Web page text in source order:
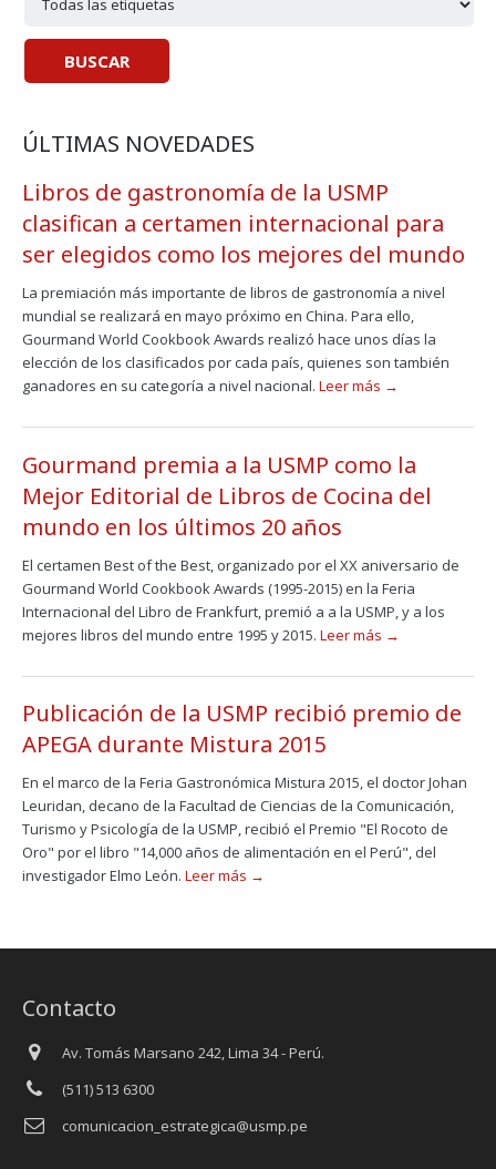
ÚLTIMAS NOVEDADES
Libros de gastronomía de la USMP
clasifican a certamen internacional para
ser elegidos como los mejores del mundo
La premiación más importante de libros de gastronomía a nivel
mundial se realizará en mayo próximo en China. Para ello,
Gourmand World Cookbook Awards realizó hace unos días la
elección de los clasificados por cada país, quienes son también
ganadores en su categoría a nivel nacional. Leer más →
Gourmand premia a la USMP como la
Mejor Editorial de Libros de Cocina del
mundo en los últimos 20 años
El certamen Best of the Best, organizado por el XX aniversario de
Gourmand World Cookbook Awards (1995-2015) en la Feria
Internacional del Libro de Frankfurt, premió a a la USMP, y a los
mejores libros del mundo entre 1995 y 2015. Leer más →
Publicación de la USMP recibió premio de
APEGA durante Mistura 2015
En el marco de la Feria Gastronómica Mistura 2015, el doctor Johan
Leuridan, decano de la Facultad de Ciencias de la Comunicación,
Turismo y Psicología de la USMP, recibió el Premio "El Rocoto de
Oro" por el libro "14,000 años de alimentación en el Perú", del
investigador Elmo León. Leer más →
Contacto
Av. Tomás Marsano 242, Lima 34 - Perú.
(511) 513 6300
comunicacion_estrategica@usmp.pe